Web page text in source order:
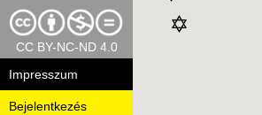
CC BY-NC-ND 4.0
Impresszum
Bejelentkezés